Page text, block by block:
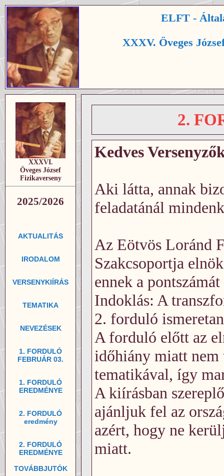
ELFT -
XXXV. Öveges
XXXVI.
Öveges József
Fizikaverseny
2025/2026
AKTUALITÁS
IRODALOM
VERSENYKIÍRÁS
TEMATIKA
NEVEZÉSEK
1. FORDULÓ
FEBRUÁR 03.
1. FORDULÓ
EREDMÉNYE
2. FORDULÓ
eredmény
2. FORDULÓ
EREDMÉNYE
TOVÁBBJUTÓK
2.
Kedves
Aki látta, annak
feladatánál
Az Eötvös Loránd
Szakcsoportja
ennek a
Indoklás: A
2. forduló
A forduló előtt az
időhiány miatt nem
tematikával, így
A kiírásban
ajánljuk fel az
azért, hogy ne
miatt.